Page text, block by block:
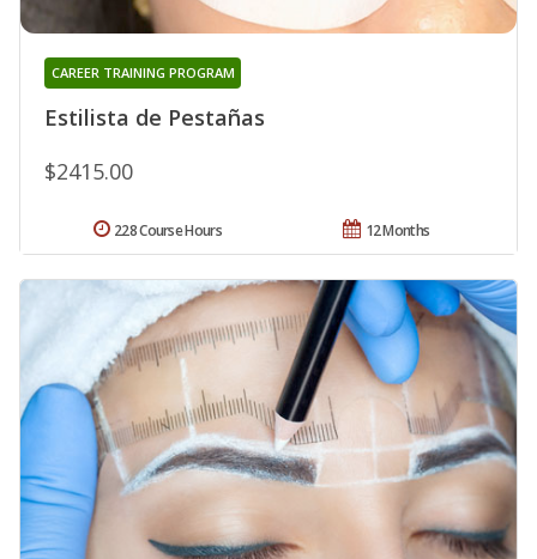
Estilista de Pestañas
CAREER TRAINING PROGRAM
$2415.00
12 Months
228 Course Hours